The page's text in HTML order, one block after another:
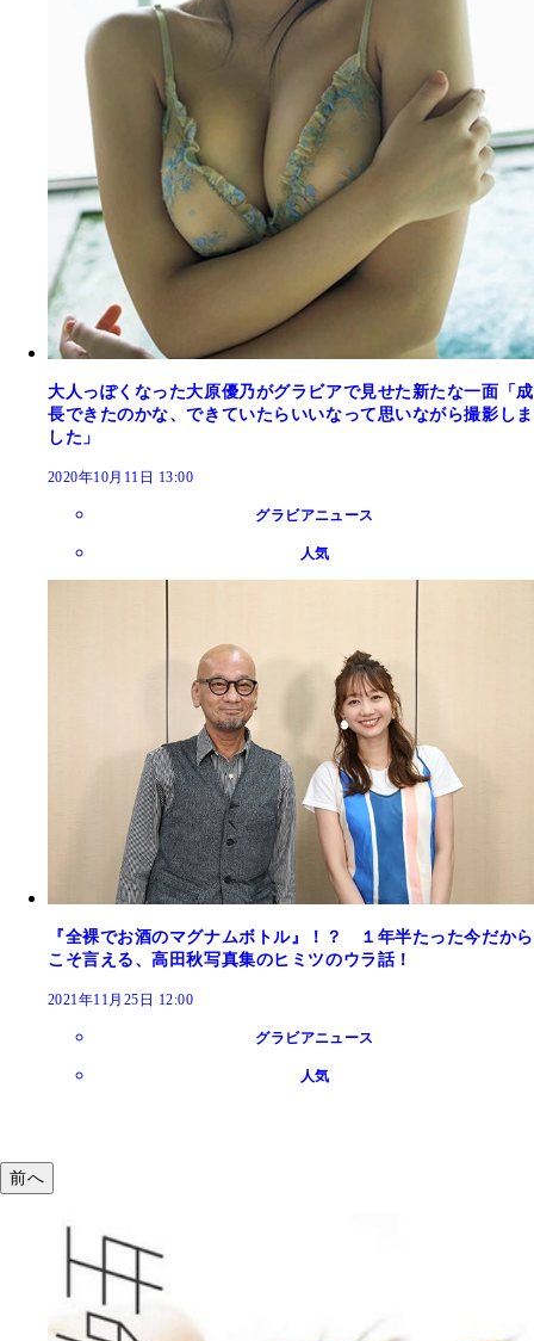
大人っぽくなった大原優乃がグラビアで見せた新たな一面「成
長できたのかな、できていたらいいなって思いながら撮影しま
した」
2020年10月11日 13:00
グラビアニュース
人気
『全裸でお酒のマグナムボトル』！？ １年半たった今だから
こそ言える、高田秋写真集のヒミツのウラ話！
2021年11月25日 12:00
グラビアニュース
人気
前へ